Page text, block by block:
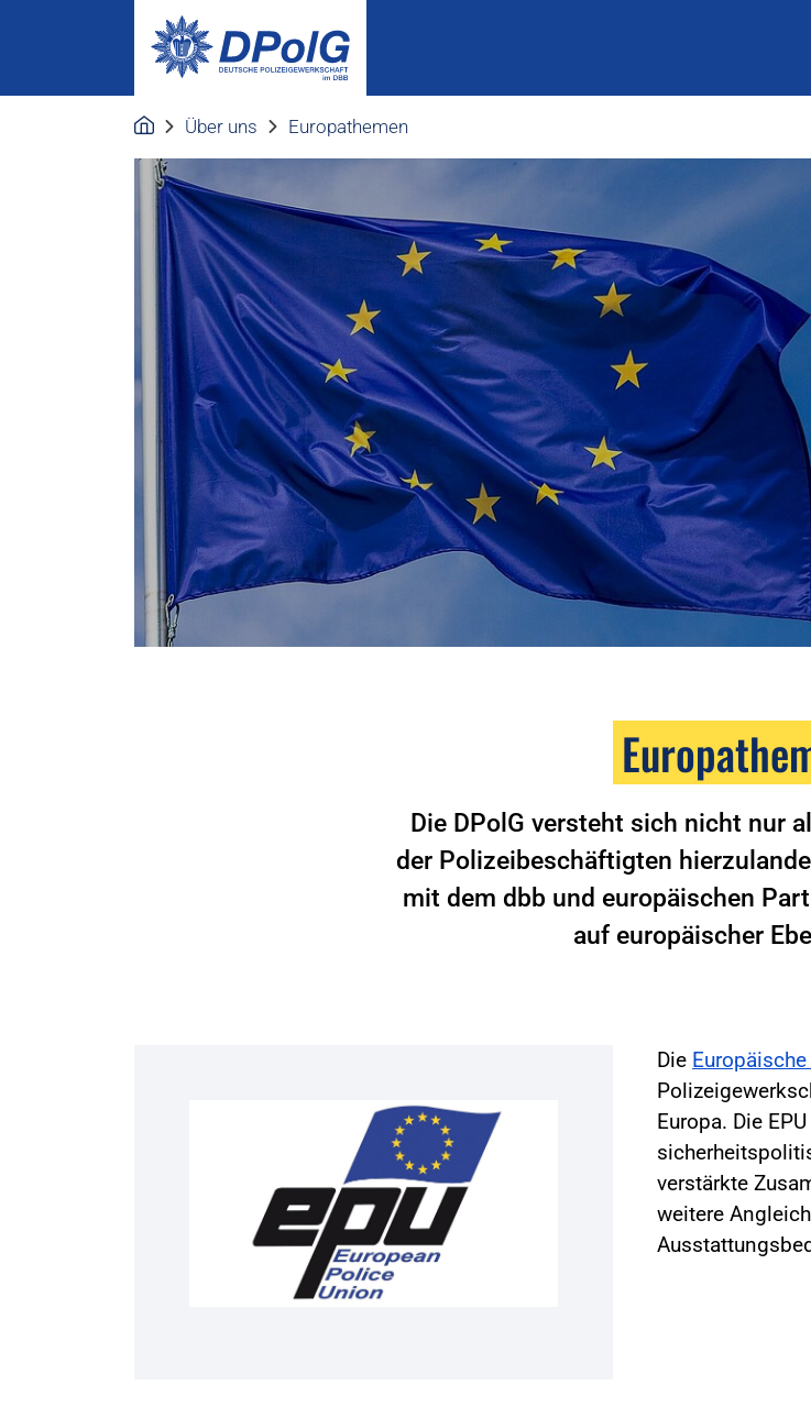
Über uns Europathemen
Die DPolG versteht sich nicht nur
der Polizeibeschäftigten
mit dem dbb und europäischen
auf europäischer
Die
Europa. Die
verstärkte
weitere